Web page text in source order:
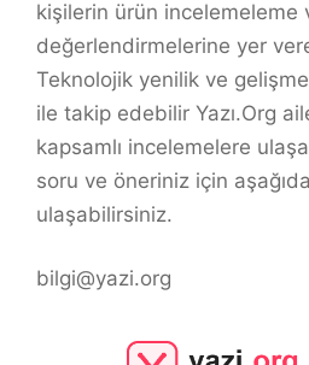
kişilerin ürün incelemeleme
değerlendirmelerine yer
Teknolojik yenilik ve
ile takip edebilir Yazı.Org
kapsamlı incelemelere
soru ve öneriniz için
ulaşabilirsiniz.
bilgi@yazi.org